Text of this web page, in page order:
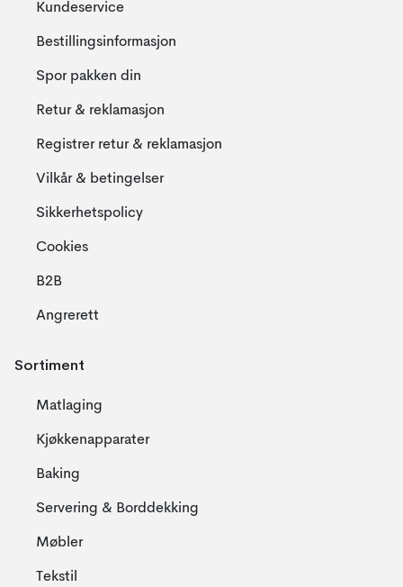
Kundeservice
Bestillingsinformasjon
Spor pakken din
Retur & reklamasjon
Registrer retur & reklamasjon
Vilkår & betingelser
Sikkerhetspolicy
Cookies
B2B
Angrerett
Sortiment
Matlaging
Kjøkkenapparater
Baking
Servering & Borddekking
Møbler
Tekstil